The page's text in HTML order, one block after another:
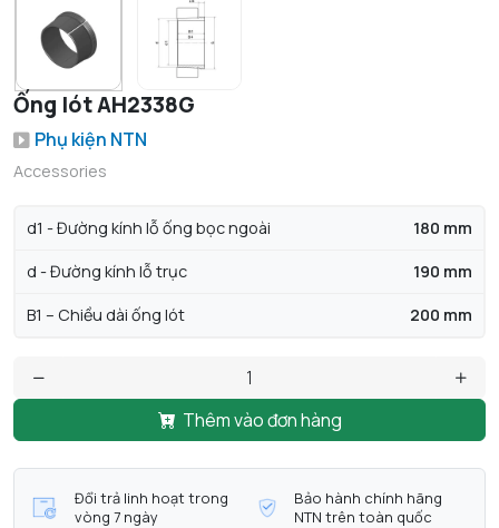
Ống lót AH2338G
Phụ kiện NTN
Accessories
d1 - Đường kính lỗ ống bọc ngoài 180 mm
d - Đường kính lỗ trục 190 mm
B1 – Chiều dài ống lót 200 mm
Thêm vào đơn hàng
Đổi trả linh hoạt trong
vòng 7 ngày
Bảo hành chính hãng
NTN trên toàn quốc